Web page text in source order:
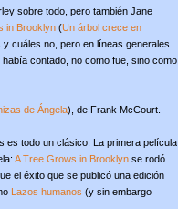
sobre todo, pero también Jane
in Brooklyn (Un árbol crece en
cuáles no, pero en líneas generales
contado, no como fue, sino como
de Ángela), de Frank McCourt.
es todo un clásico. La primera película
A Tree Grows in Brooklyn se rodó
el éxito que se publicó una edición
Lazos humanos (y sin embargo